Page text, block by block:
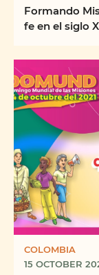
Formando
fe en el siglo
COLOMBIA
15 OCTOBER